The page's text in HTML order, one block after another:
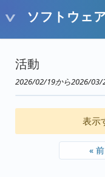
ソフトウェ
活動
2026/02/19から2026/03/
表示
« 前